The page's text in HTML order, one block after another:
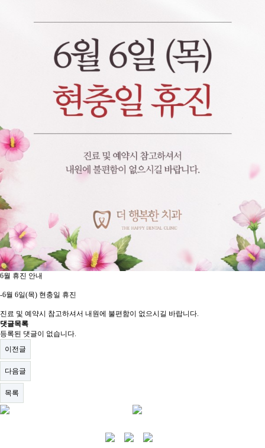
6월 휴진 안내
-6월 6일(목) 현충일 휴진
진료 및 예약시 참고하셔서 내원에 불편함이 없으시길 바랍니다.
댓글목록
등록된 댓글이 없습니다.
이전글
다음글
목록